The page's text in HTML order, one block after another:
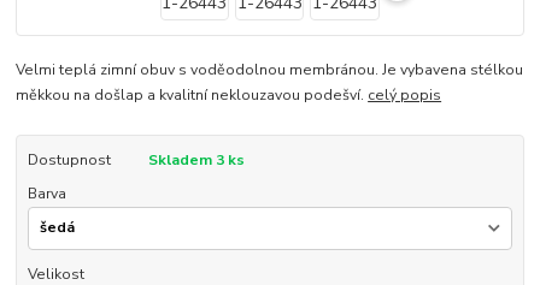
Velmi teplá zimní obuv s voděodolnou membránou. Je vybavena stélkou
měkkou na došlap a kvalitní neklouzavou podešví. celý popis
Dostupnost
Skladem 3 ks
Barva
Velikost